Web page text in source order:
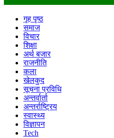
गृह पृष्ठ
समाज
विचार
शिक्षा
अर्थ बजार
राजनीति
कला
खेलकुद
सूचना प्रविधि
अन्तर्वार्ता
अन्तर्राष्ट्रिय
स्वास्थ्य
विज्ञापन
Tech